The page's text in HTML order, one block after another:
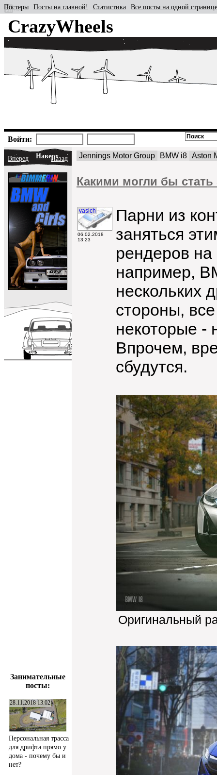
CrazyWheels
Постеры Посты на главной! Статистика Все посты на одной странице
Войти:
Вперед НаверхНазад
Занимательные
посты:
28.11.2018 13:02
Персональная трасса
для дрифта прямо у
дома - почему бы и
нет?
Jennings Motor Group BMW i8 Aston
Какими могли бы
vasich
06.02.2018
13:23
Парни из
заняться
рендеров на
например,
нескольких
стороны,
некоторые -
Впрочем,
сбудутся.
Оригинальный